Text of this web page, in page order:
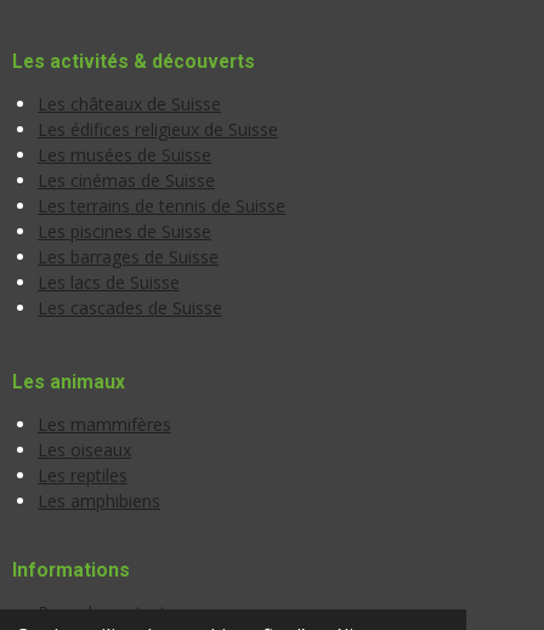
Les activités & découverts
Les châteaux de Suisse
Les édifices religieux de Suisse
Les musées de Suisse
Les cinémas de Suisse
Les terrains de tennis de Suisse
Les piscines de Suisse
Les barrages de Suisse
Les lacs de Suisse
Les cascades de Suisse
Les animaux
Les mammifères
Les oiseaux
Les reptiles
Les amphibiens
Informations
Page de contact